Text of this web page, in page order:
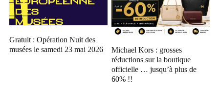
Gratuit : Opération Nuit des
musées le samedi 23 mai 2026
Michael Kors : grosses
réductions sur la boutique
officielle … jusqu’à plus de
60% !!